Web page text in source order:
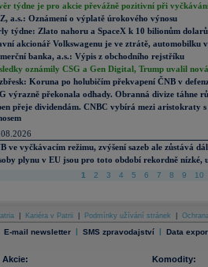
týdne je pro akcie převážně pozitivní při
a.s.: Oznámení o výplatě úrokového výnosu
týdne: Zlato nahoru a SpaceX k 10 bilionům dolarů
akcionář Volkswagenu je ve ztrátě, automobilku
banka, a.s.: Výpis z obchodního rejstříku
oznámily CSG a Gen Digital, Trump uvalil
Koruna po holubičím překvapení ČNB v
výrazně překonala odhady. Obranná divize táhne
přeje dividendám. CNBC vybírá mezi aristokraty
ve vyčkávacím režimu, zvýšení sazeb ale zůstává
plynu v EU jsou pro toto období rekordně nízké,
1 2 3 4 5 6 7 8 9 10
Kariéra v Patrii Podmínky užívání stránek
E-mail newsletter | SMS zpravodajství | Data
Akcie: Komodity: